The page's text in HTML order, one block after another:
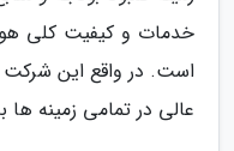
خدمات و کیفیت کلی
است. در واقع این شرکت
عالی در تمامی زمینه